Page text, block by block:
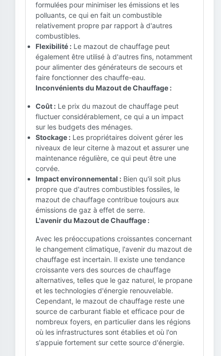
formulées pour minimiser les émissions et les
polluants, ce qui en fait un combustible
relativement propre par rapport à d'autres
combustibles.
Flexibilité : Le mazout de chauffage peut
également être utilisé à d'autres fins, notamment
pour alimenter des générateurs de secours et
faire fonctionner des chauffe-eau.
Inconvénients du Mazout de Chauffage :
Coût : Le prix du mazout de chauffage peut
fluctuer considérablement, ce qui a un impact
sur les budgets des ménages.
Stockage : Les propriétaires doivent gérer les
niveaux de leur citerne à mazout et assurer une
maintenance régulière, ce qui peut être une
corvée.
Impact environnemental : Bien qu'il soit plus
propre que d'autres combustibles fossiles, le
mazout de chauffage contribue toujours aux
émissions de gaz à effet de serre.
L'avenir du Mazout de Chauffage :
Avec les préoccupations croissantes concernant
le changement climatique, l'avenir du mazout de
chauffage est incertain. Il existe une tendance
croissante vers des sources de chauffage
alternatives, telles que le gaz naturel, le propane
et les technologies d'énergie renouvelable.
Cependant, le mazout de chauffage reste une
source de carburant fiable et efficace pour de
nombreux foyers, en particulier dans les régions
où les infrastructures sont établies et où l'on
s'appuie fortement sur cette source d'énergie.